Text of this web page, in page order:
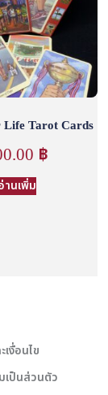
Life Tarot Cards
฿
านเพิ่ม
งื่อนไข
เป็นส่วนตัว